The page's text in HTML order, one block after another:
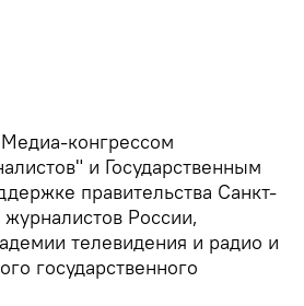
конгрессом
и Государственным
правительства Санкт-
России,
телевидения и радио и
государственного